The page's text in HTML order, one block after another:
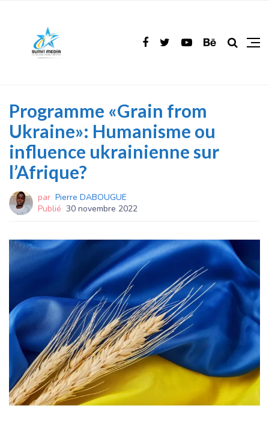
Programme «Grain from
Ukraine»: Humanisme ou
influence ukrainienne sur
l’Afrique?
par Pierre DABOUGUE
Publié 30 novembre 2022